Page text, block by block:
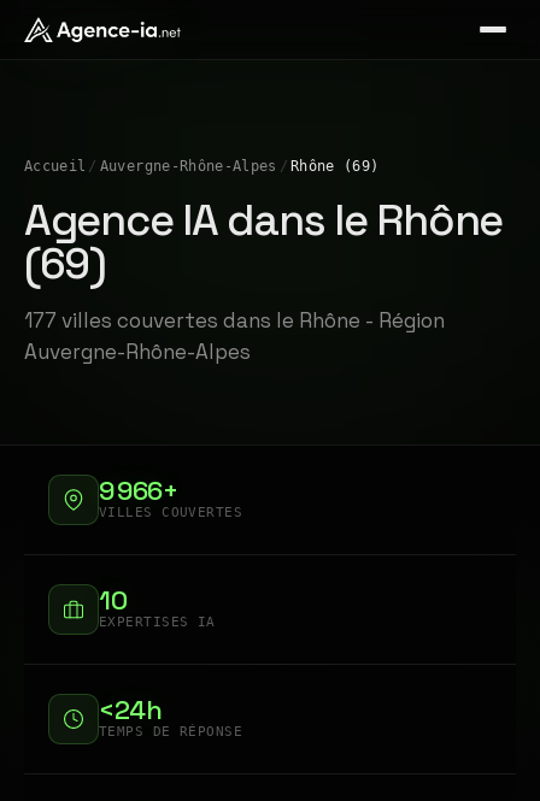
Accueil / Auvergne-Rhône-Alpes / Rhône (69)
Agence IA dans le Rhône
(69)
177 villes couvertes dans le Rhône - Région
Auvergne-Rhône-Alpes
9 966+
VILLES COUVERTES
10
EXPERTISES IA
<24h
TEMPS DE RÉPONSE